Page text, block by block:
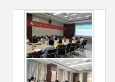
广服务深度解析